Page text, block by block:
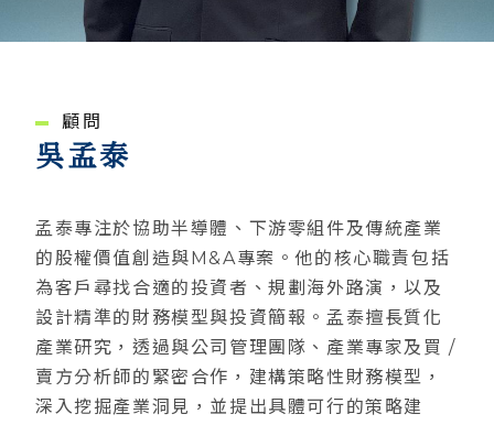
顧問
吳孟泰
孟泰專注於協助半導體、下游零組件及傳統產業
的股權價值創造與M&A專案。他的核心職責包括
為客戶尋找合適的投資者、規劃海外路演，以及
設計精準的財務模型與投資簡報。孟泰擅長質化
產業研究，透過與公司管理團隊、產業專家及買 /
賣方分析師的緊密合作，建構策略性財務模型，
深入挖掘產業洞見，並提出具體可行的策略建